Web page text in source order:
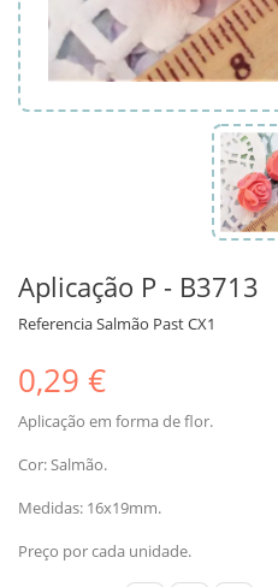
Aplicação P - B3713
ReferenciaSalmão Past CX1
0,29 €
Aplicação em forma de flor.
Cor: Salmão.
Medidas: 16x19mm.
Preço por cada unidade.